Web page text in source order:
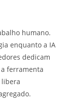
humano.
enquanto a IA
dedicam
ferramenta
libera